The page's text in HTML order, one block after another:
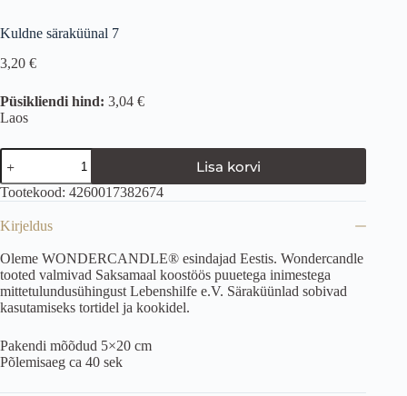
Kuldne säraküünal 7
3,20 €
Püsikliendi hind: 3,04 €
Laos
Lisa korvi
Tootekood: 4260017382674
Kirjeldus
Oleme WONDERCANDLE® esindajad Eestis. Wondercandle
tooted valmivad Saksamaal koostöös puuetega inimestega
mittetulundusühingust Lebenshilfe e.V. Säraküünlad sobivad
kasutamiseks tortidel ja kookidel.
Pakendi mõõdud 5×20 cm
Põlemisaeg ca 40 sek